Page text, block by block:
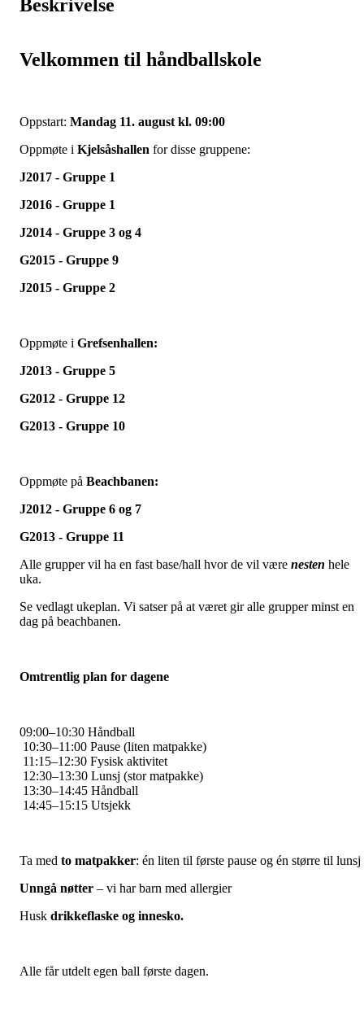
Beskrivelse
Velkommen til håndballskole
Oppstart: Mandag 11. august kl. 09:00
Oppmøte i Kjelsåshallen for disse gruppene:
J2017 - Gruppe 1
J2016 - Gruppe 1
J2014 - Gruppe 3 og 4
G2015 - Gruppe 9
J2015 - Gruppe 2
Oppmøte i Grefsenhallen:
J2013 - Gruppe 5
G2012 - Gruppe 12
G2013 - Gruppe 10
Oppmøte på Beachbanen:
J2012 - Gruppe 6 og 7
G2013 - Gruppe 11
Alle grupper vil ha en fast base/hall hvor de vil være nesten hele
uka.
Se vedlagt ukeplan. Vi satser på at været gir alle grupper minst en
dag på beachbanen.
Omtrentlig plan for dagene
09:00–10:30 Håndball
10:30–11:00 Pause (liten matpakke)
11:15–12:30 Fysisk aktivitet
12:30–13:30 Lunsj (stor matpakke)
13:30–14:45 Håndball
14:45–15:15 Utsjekk
Ta med to matpakker: én liten til første pause og én større til lunsj
Unngå nøtter – vi har barn med allergier
Husk drikkeflaske og innesko.
Alle får utdelt egen ball første dagen.